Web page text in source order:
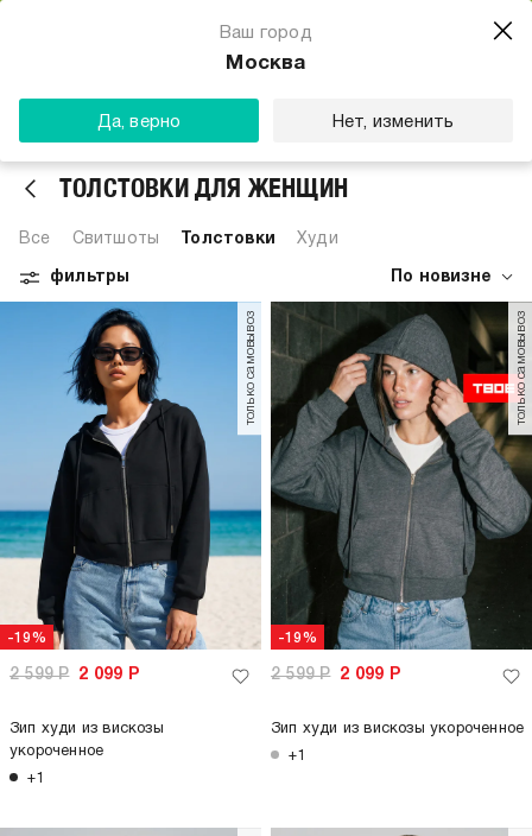
Ваш город
Москва
Да, верно Нет, изменить
ТОЛСТОВКИ ДЛЯ ЖЕНЩИН
Все Свитшоты Толстовки Худи
По новизне
фильтры
-19%
только самовывоз
2 599Р 2 099 Р
Зип худи из вискозы
укороченное
+1
-19%
только самовывоз
2 599Р 2 099 Р
Зип худи из вискозы укороченное
+1
Магазин одежды для тебя